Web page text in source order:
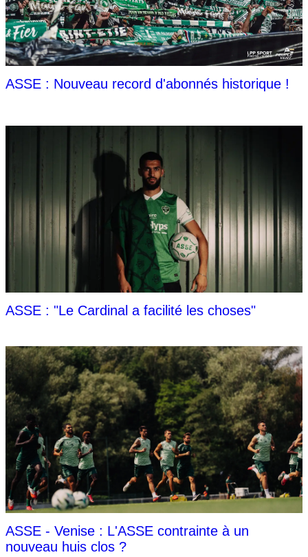
ASSE : Nouveau record d'abonnés historique !
ASSE : "Le Cardinal a facilité les choses"
ASSE - Venise : L'ASSE contrainte à un
nouveau huis clos ?